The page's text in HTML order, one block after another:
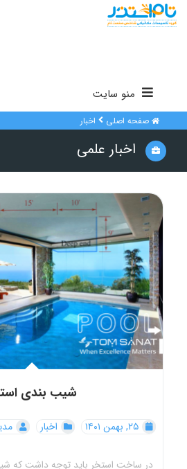
منو سایت
صفحه اصلی اخبار
اخبار علمی
شیب بندی
اخبار
در ساخت استخر باید توجه داشت كه